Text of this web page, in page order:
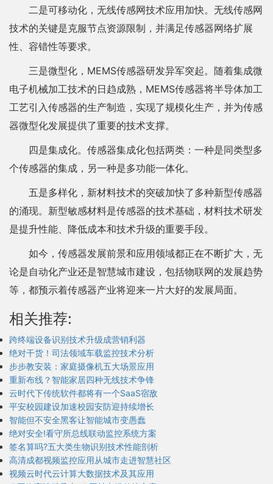
二是可移动化，无线传感网技术应用加快。无线传感网
技术的关键是克服节点资源限制，并满足传感器网络扩展
性、容错性等要求。
三是微型化，MEMS传感器研发异军突起。随着集成微
电子机械加工技术的日趋成熟，MEMS传感器将半导体加工
工艺引入传感器的生产制造，实现了规模化生产，并为传感
器微型化发展提供了重要的技术支撑。
四是集成化。传感器集成化包括两类：一种是同类型多
个传感器的集成，另一种是多功能一体化。
五是多样化，新材料技术的突破加快了多种新型传感器
的涌现。新型敏感材料是传感器的技术基础，材料技术研发
是提升性能、降低成本和技术升级的重要手段。
如今，传感器发展前景和应用领域都正在不断扩大，无
论是自动化产业还是智慧城市建设，包括物联网的发展趋势
等，都预示着传感器产业将迎来一片大好的发展局面。
相关推荐:
跨终端设备识别技术升级成营销利器
绝对干货！司法领域车载监控技术分析
步步教安装：家庭摄像机五大场景应用
重新布线？智能家居四种无线技术争锋
云时代下传统软件都将有一个SaaS宿敌
平安校园建设加速校园安防迎持续增长
智能但不安全黑客让智能城市变愚蠢
绝对安全!看守所总线联动监控系统方案
签名算吗?五大类生物识别技术性能剖析
高清成都视频监控应用从城市走进智慧社区
视频云时代云计算大数据技术及其应用